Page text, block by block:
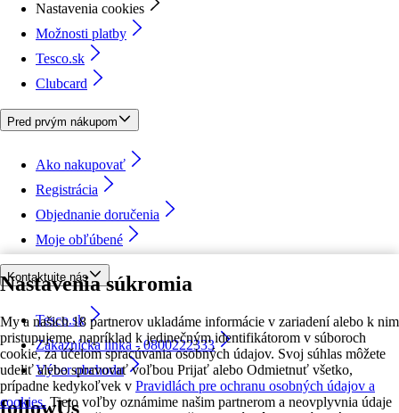
Nastavenia súkromia
My a našich 18 partnerov ukladáme informácie v zariadení alebo k nim
pristupujeme, napríklad k jedinečným identifikátorom v súboroch
cookie, za účelom spracúvania osobných údajov. Svoj súhlas môžete
udeliť alebo spravovať voľbou Prijať alebo Odmietnuť všetko,
prípadne kedykoľvek v Pravidlách pre ochranu osobných údajov a
cookies. Tieto voľby oznámime našim partnerom a neovplyvnia údaje
Nastavenia cookies
Možnosti platby
Tesco.sk
Clubcard
Pred prvým nákupom
Ako nakupovať
Registrácia
Objednanie doručenia
Moje obľúbené
Kontaktujte nás
Tesco.sk
Zákaznícka linka - 0800222333
Výber obchodu
followUs